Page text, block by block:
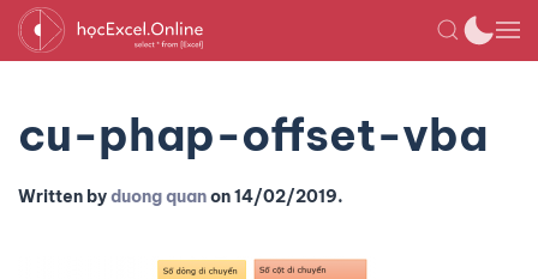
cu-phap-offset-vba
Written byduong quanon14/02/2019.